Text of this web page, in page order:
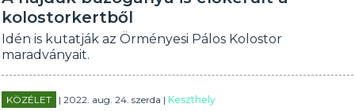
kolostorkertből
Idén is kutatják az Örményesi Pálos Kolostor
maradványait.
KÖZÉLET | 2022. aug. 24. szerda |Keszthely